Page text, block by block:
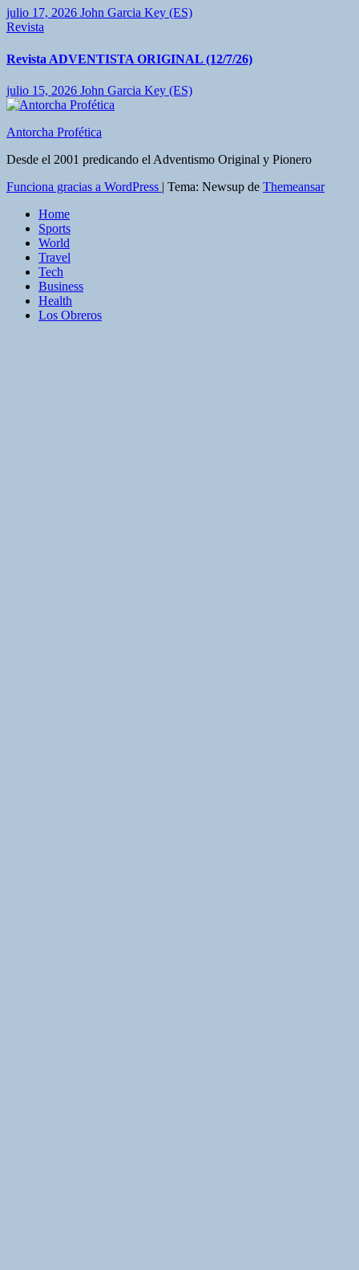
julio 17, 2026 John Garcia Key (ES)
Revista
Revista ADVENTISTA ORIGINAL (12/7/26)
julio 15, 2026 John Garcia Key (ES)
Antorcha Profética
Desde el 2001 predicando el Adventismo Original y Pionero
Funciona gracias a WordPress | Tema: Newsup de Themeansar
Home
Sports
World
Travel
Tech
Business
Health
Los Obreros